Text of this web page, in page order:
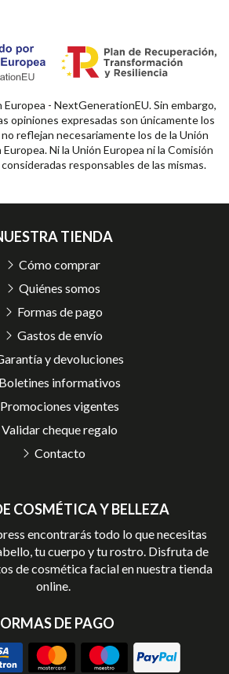
Europea - NextGenerationEU. Sin embargo,
opiniones expresadas son únicamente los
reflejan necesariamente los de la Unión
Ni la Unión Europea ni la Comisión
responsables de las mismas.
COSMÉTICA Y BELLEZA
encontrarás todo lo que necesitas
tu cuerpo y tu rostro. Disfruta de
de cosmética facial en nuestra tienda
online.
DE PAGO
TIENDA
Cómo comprar
Quiénes somos
Formas de pago
Gastos de envío
y devoluciones
Boletines informativos
Promociones vigentes
Validar cheque regalo
Contacto